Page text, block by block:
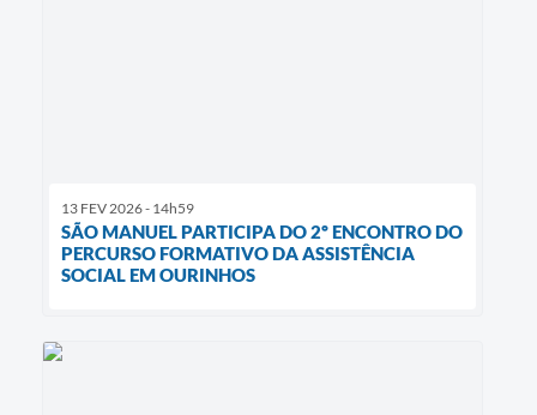
13 FEV 2026 - 14h59
SÃO MANUEL PARTICIPA DO 2º ENCONTRO DO
PERCURSO FORMATIVO DA ASSISTÊNCIA
SOCIAL EM OURINHOS